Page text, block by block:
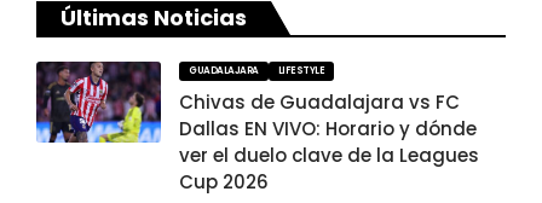
Últimas Noticias
GUADALAJARA LIFESTYLE
Chivas de Guadalajara vs FC
Dallas EN VIVO: Horario y dónde
ver el duelo clave de la Leagues
Cup 2026